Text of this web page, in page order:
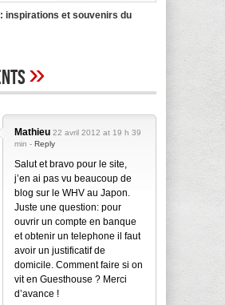
inspirations et souvenirs du
»
Mathieu 22 avril 2012 at 19 h 39
min - Reply
Salut et bravo pour le site,
j’en ai pas vu beaucoup de
blog sur le WHV au Japon.
Juste une question: pour
ouvrir un compte en banque
et obtenir un telephone il faut
avoir un justificatif de
domicile. Comment faire si on
vit en Guesthouse ? Merci
d’avance !